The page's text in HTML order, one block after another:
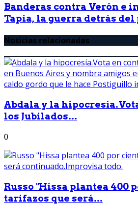
Banderas contra Verón e
Tapia, la guerra detrás
Noticias relacionadas
Abdala y la
los Jubilados...
0
Russo "Hissa plantea 400
tarifazos que será...